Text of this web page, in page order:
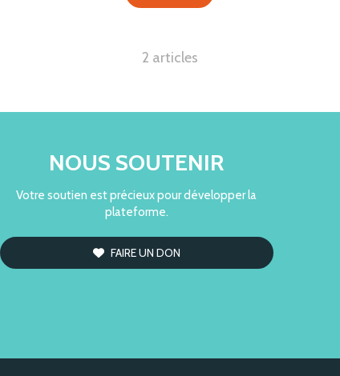
2 articles
NOUS SOUTENIR
Votre soutien est précieux pour développer la
plateforme.
FAIRE UN DON